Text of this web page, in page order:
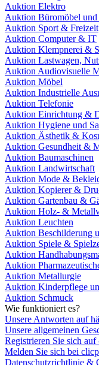
Auktion Elektro
Auktion Büromöbel und
Auktion Sport & Freizeit
Auktion Computer & IT
Auktion Klempnerei &
Auktion Lastwagen,
Auktion Audiovisuelle
Auktion Möbel
Auktion Industrielle
Auktion Telefonie
Auktion Einrichtung &
Auktion Hygiene und
Auktion Ästhetik &
Auktion Gesundheit &
Auktion Baumaschinen
Auktion Landwirtschaft
Auktion Mode &
Auktion Kopierer &
Auktion Gartenbau &
Auktion Holz- &
Auktion Leuchten
Auktion Beschilderung
Auktion Spiele &
Auktion
Auktion
Auktion Metallurgie
Auktion Kinderpflege
Auktion Schmuck
Wie funktioniert es?
Unsere Antworten auf
Unsere allgemeinen
Registrieren Sie sich
Melden Sie sich bei
Datenschutzrichtlinie &